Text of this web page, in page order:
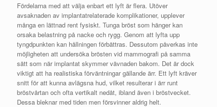
Fördelarna med att välja enbart ett lyft är flera. Utöver
avsaknaden av implantatrelaterade komplikationer, upplever
många en lättnad rent fysiskt. Tunga bröst som hänger kan
orsaka belastning på nacke och rygg. Genom att lyfta upp
tyngdpunkten kan hållningen förbättras. Dessutom påverkas inte
möjligheten att undersöka brösten vid mammografi på samma
sätt som när implantat skymmer vävnaden bakom. Det är dock
viktigt att ha realistiska förväntningar gällande ärr. Ett lyft kräver
snitt för att kunna avlägsna hud, vilket resulterar i ärr runt
bröstvårtan och ofta vertikalt nedåt, ibland även i bröstvecket.
Dessa bleknar med tiden men försvinner aldrig helt.